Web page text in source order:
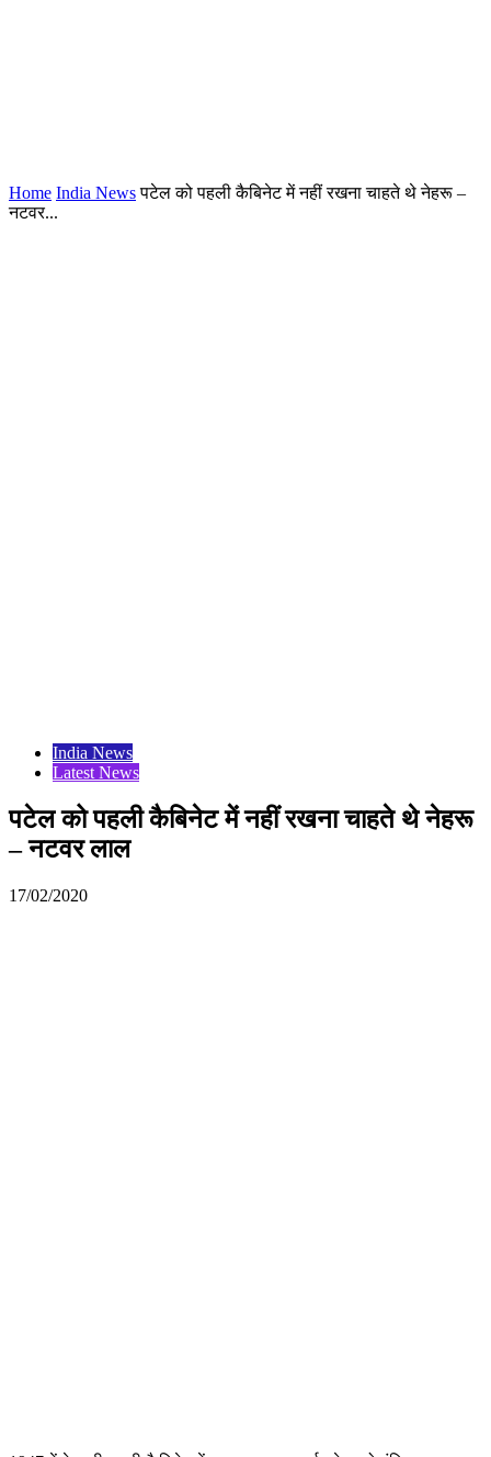
Home India News पटेल को पहली कैबिनेट में नहीं रखना चाहते थे नेहरू –
नटवर...
India News
Latest News
पटेल को पहली कैबिनेट में नहीं रखना चाहते थे नेहरू
– नटवर लाल
17/02/2020